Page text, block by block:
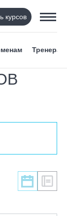
курсов
Тренерам